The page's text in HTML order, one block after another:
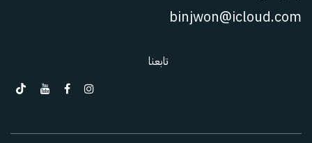
binjwon@icloud.com
تابعنا